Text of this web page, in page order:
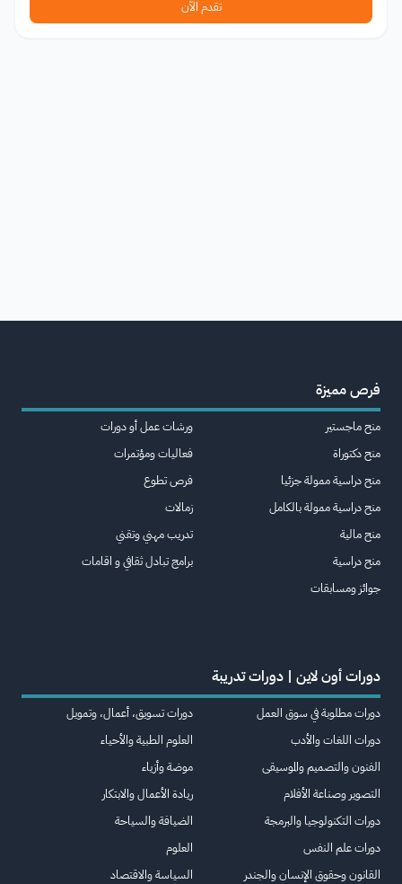
تقدم الآن
فرص مميزة
منح ماجستير
منح دكتوراة
منح دراسية ممولة جزئيا
منح دراسية ممولة بالكامل
منح مالية
منح دراسية
جوائز ومسابقات
ورشات عمل أو دورات
فعاليات ومؤتمرات
فرص تطوع
زمالات
تدريب مهني وتقني
برامج تبادل ثقافي و اقامات
دورات أون لاين | دورات تدريبة
دورات مطلوبة في سوق العمل
دورات اللغات والأدب
الفنون والتصميم والموسيقى
التصوير وصناعة الأفلام
دورات التكنولوجيا والبرمجة
دورات علم النفس
القانون وحقوق الإنسان والجندر
دورات تسويق، أعمال، وتمويل
العلوم الطبية والأحياء
موضة وأزياء
ريادة الأعمال والابتكار
الضيافة والسياحة
العلوم
السياسة والاقتصاد